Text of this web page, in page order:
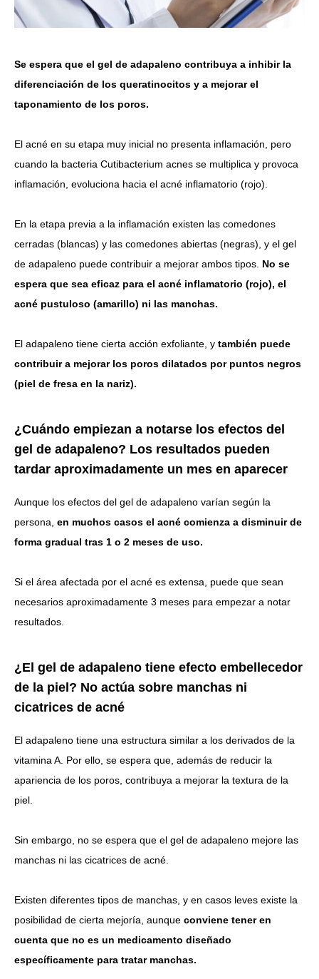
Se espera que el gel de adapaleno contribuya a inhibir la
diferenciación de los queratinocitos y a mejorar el
taponamiento de los poros.
El acné en su etapa muy inicial no presenta inflamación, pero
cuando la bacteria Cutibacterium acnes se multiplica y provoca
inflamación, evoluciona hacia el acné inflamatorio (rojo).
En la etapa previa a la inflamación existen las comedones
cerradas (blancas) y las comedones abiertas (negras), y el gel
de adapaleno puede contribuir a mejorar ambos tipos. No se
espera que sea eficaz para el acné inflamatorio (rojo), el
acné pustuloso (amarillo) ni las manchas.
El adapaleno tiene cierta acción exfoliante, y también puede
contribuir a mejorar los poros dilatados por puntos negros
(piel de fresa en la nariz).
¿Cuándo empiezan a notarse los efectos del
gel de adapaleno? Los resultados pueden
tardar aproximadamente un mes en aparecer
Aunque los efectos del gel de adapaleno varían según la
persona, en muchos casos el acné comienza a disminuir de
forma gradual tras 1 o 2 meses de uso.
Si el área afectada por el acné es extensa, puede que sean
necesarios aproximadamente 3 meses para empezar a notar
resultados.
¿El gel de adapaleno tiene efecto embellecedor
de la piel? No actúa sobre manchas ni
cicatrices de acné
El adapaleno tiene una estructura similar a los derivados de la
vitamina A. Por ello, se espera que, además de reducir la
apariencia de los poros, contribuya a mejorar la textura de la
piel.
Sin embargo, no se espera que el gel de adapaleno mejore las
manchas ni las cicatrices de acné.
Existen diferentes tipos de manchas, y en casos leves existe la
posibilidad de cierta mejoría, aunque conviene tener en
cuenta que no es un medicamento diseñado
específicamente para tratar manchas.